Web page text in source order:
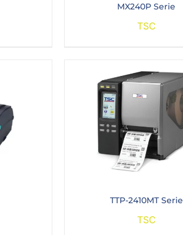
MX240P Serie
TSC
TTP-2410MT Serie
TSC